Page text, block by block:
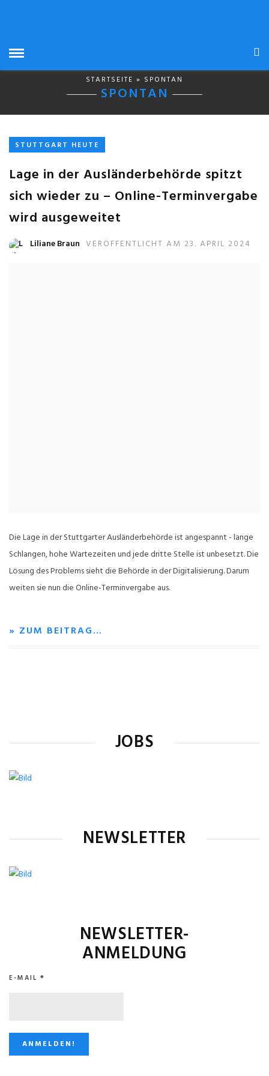
STARTSEITE » SPONTAN
SPONTAN
STUTTGART HEUTE
Lage in der Ausländerbehörde spitzt
sich wieder zu – Online-Terminvergabe
wird ausgeweitet
Liliane Braun VERÖFFENTLICHT AM 23. APRIL 2024
Die Lage in der Stuttgarter Ausländerbehörde ist angespannt - lange
Schlangen, hohe Wartezeiten und jede dritte Stelle ist unbesetzt. Die
Lösung des Problems sieht die Behörde in der Digitalisierung. Darum
weiten sie nun die Online-Terminvergabe aus.
» ZUM BEITRAG…
JOBS
NEWSLETTER
NEWSLETTER-
ANMELDUNG
E-MAIL *